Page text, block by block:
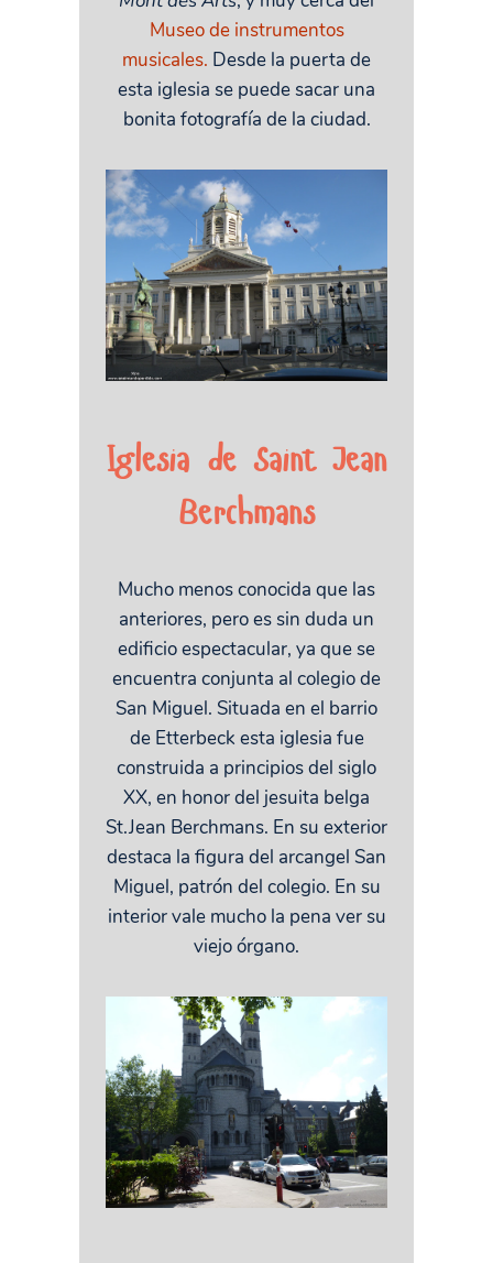
Museo de instrumentos
musicales. Desde la puerta de
esta iglesia se puede sacar una
bonita fotografía de la ciudad.
Iglesia de Saint Jean
Berchmans
Mucho menos conocida que las
anteriores, pero es sin duda un
edificio espectacular, ya que se
encuentra conjunta al colegio de
San Miguel. Situada en el barrio
de Etterbeck esta iglesia fue
construida a principios del siglo
XX, en honor del jesuita belga
St.Jean Berchmans. En su exterior
destaca la figura del arcangel San
Miguel, patrón del colegio. En su
interior vale mucho la pena ver su
viejo órgano.